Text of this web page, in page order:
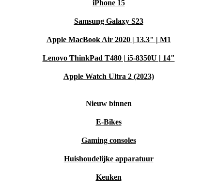
Minimaal 12 maanden garantieop je refurbished monitor
30 dagen gratis retourneren– probeer zonder zorgen
Met de refurbished Fujitsu Display B22W-6 haal je een
monitor in huis die niet alleen betrouwbaar presteert,
vandaag nog een slimme én bewuste keuze voor jouw
iPhone 15
Samsung Galaxy S23
Apple MacBook Air 2020 | 13.3" | M1
Lenovo ThinkPad T480 | i5-8350U | 14"
Apple Watch Ultra 2 (2023)
Nieuw binnen
E-Bikes
Gaming consoles
Huishoudelijke apparatuur
Keuken